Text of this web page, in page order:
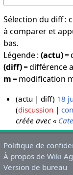
Sélection du diff :
à comparer et
bas.
Légende : (actu)=
(diff)= différence
m= modification
j
u
i
l
actu diff 18
discussion
créée avec «
Politique de
À propos de Wiki
Version de bureau